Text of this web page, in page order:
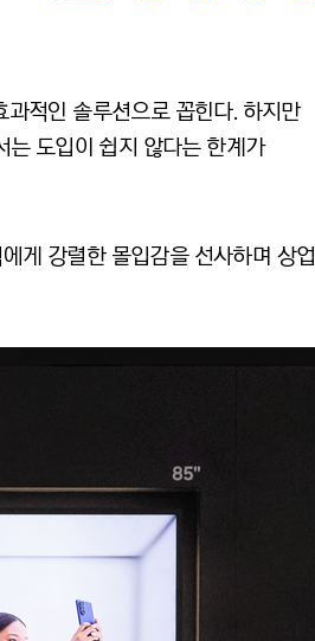
적인 솔루션으로 꼽힌다. 하지만
는 도입이 쉽지 않다는 한계가
게 강렬한 몰입감을 선사하며 상업